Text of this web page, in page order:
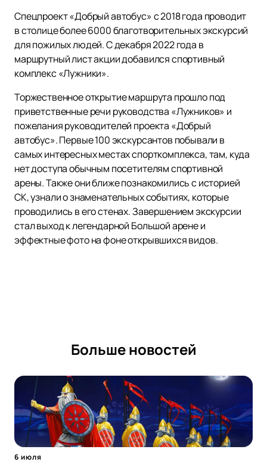
Спецпроект «Добрый автобус» с 2018 года проводит
в столице более 6000 благотворительных экскурсий
для пожилых людей. С декабря 2022 года в
маршрутный лист акции добавился спортивный
комплекс «Лужники».
Торжественное открытие маршрута прошло под
приветственные речи руководства «Лужников» и
пожелания руководителей проекта «Добрый
автобус». Первые 100 экскурсантов побывали в
самых интересных местах спорткомплекса, там, куда
нет доступа обычным посетителям спортивной
арены. Также они ближе познакомились с историей
СК, узнали о знаменательных событиях, которые
проводились в его стенах. Завершением экскурсии
стал выход к легендарной Большой арене и
эффектные фото на фоне открывшихся видов.
Больше новостей
6 июля